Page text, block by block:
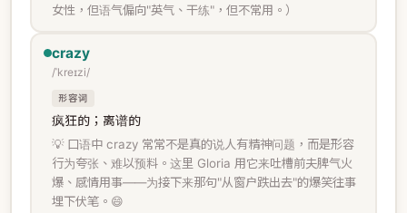
女性，但语气偏向"英气、干练"，但不常用。）
crazy
/ˈkreɪzi/
形容词
疯狂的；离谱的
💡 口语中 crazy 常常不是真的说人有精神问题，而是形容
行为夸张、难以预料。这里 Gloria 用它来吐槽前夫脾气火
爆、感情用事——为接下来那句"从窗户跌出去"的爆笑往事
埋下伏笔。😄